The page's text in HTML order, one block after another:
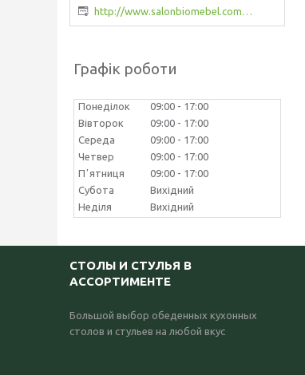
http://www.salonbiomebel.com.ua
Графік роботи
Понеділок 09:00
17:00
Вівторок
09:00
17:00
Середа
09:00
17:00
Четвер
09:00
17:00
Пʼятниця
09:00
17:00
Субота
Вихідний
Неділя
Вихідний
СТОЛЫ И СТУЛЬЯ В
АССОРТИМЕНТЕ
Большой выбор обеденных кухонных
столов и стульев на любой вкус